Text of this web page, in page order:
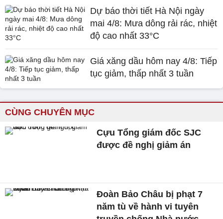
Dự báo thời tiết Hà Nội ngày
mai 4/8: Mưa dông rải rác, nhiệt
độ cao nhất 33°C
Giá xăng dầu hôm nay 4/8: Tiếp
tục giảm, thấp nhất 3 tuần
CÙNG CHUYÊN MỤC
Cựu Tổng giám đốc SJC
được đề nghị giảm án
Đoàn Bảo Châu bị phạt 7
năm tù về hành vi tuyên